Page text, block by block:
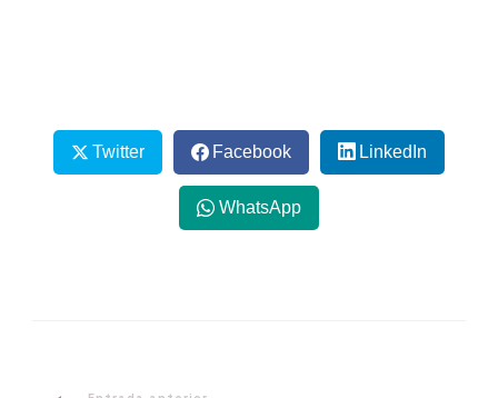
Twitter Facebook LinkedIn
WhatsApp